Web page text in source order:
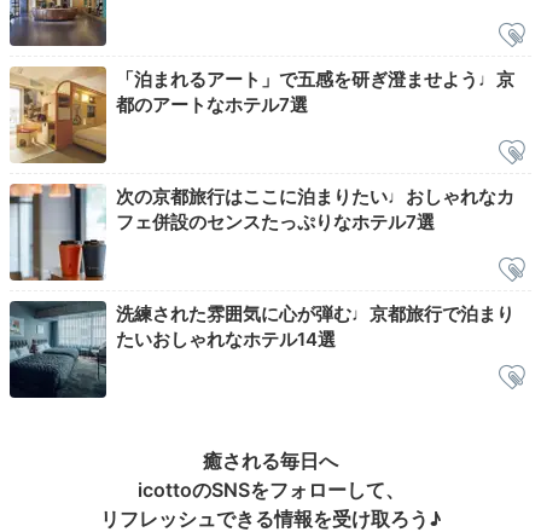
Breakfast
08:00
「node」で
こだわりの朝食
コンセプトは“farm to table”で、スタッフが本当にお
「泊まれるアート」で五感を研ぎ澄ませよう♩京
都のアートなホテル7選
次の京都旅行はここに泊まりたい♩おしゃれなカ
フェ併設のセンスたっぷりなホテル7選
洗練された雰囲気に心が弾む♩京都旅行で泊まり
たいおしゃれなホテル14選
癒される毎日へ
icottoのSNSをフォローして、
リフレッシュできる情報を受け取ろう♪